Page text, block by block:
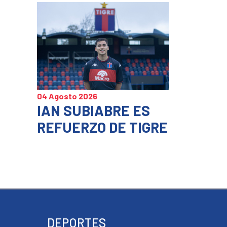
04 Agosto 2026
IAN SUBIABRE ES
REFUERZO DE TIGRE
DEPORTES